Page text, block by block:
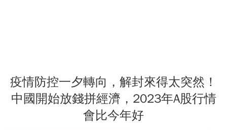
疫情防控一夕轉向，解封來得太突然！
中國開始放錢拼經濟，2023年A股行情
會比今年好